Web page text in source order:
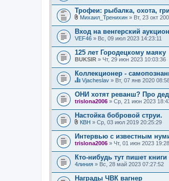
л
о
ж
е
н
и
Трофеи: рыбалка, охота,
л
о
ж
е
н
и
Михаил_Тренихин » Вт, 23 окт
Вход на венгерский аукцион
VEF46 » Вс, 09 июл 2023 14:23:11
125 лет Городецкому маяку
BUKSIR » Чт, 29 июн 2023 10:03:36
Коллекционер -
а
н
н
а
я
т
м
а
с
о
д
е
р
ж
Vjacheslav » Вт, 07 янв 2020
ОНИ хотят реванш? Про
trislona2006 » Ср, 21 июн 2023
Настойка бобровой струи.
л
о
ж
е
н
и
КВН » Ср, 03 июл 2019 20:25:29
Интервью с известным
trislona2006 » Чт, 01 июн 2023
Кто-нибудь тут пишет
4линия » Вс, 28 май 2023 07:27:52
Награды ЧВК вагнер